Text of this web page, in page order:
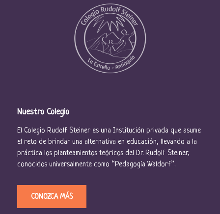
Nuestro Colegio
El Colegio Rudolf Steiner es una Institución privada que asume
el reto de brindar una alternativa en educación, llevando a la
práctica los planteamientos teóricos del Dr. Rudolf Steiner,
conocidos universalmente como “Pedagogía Waldorf”.
CONOZCA MÁS